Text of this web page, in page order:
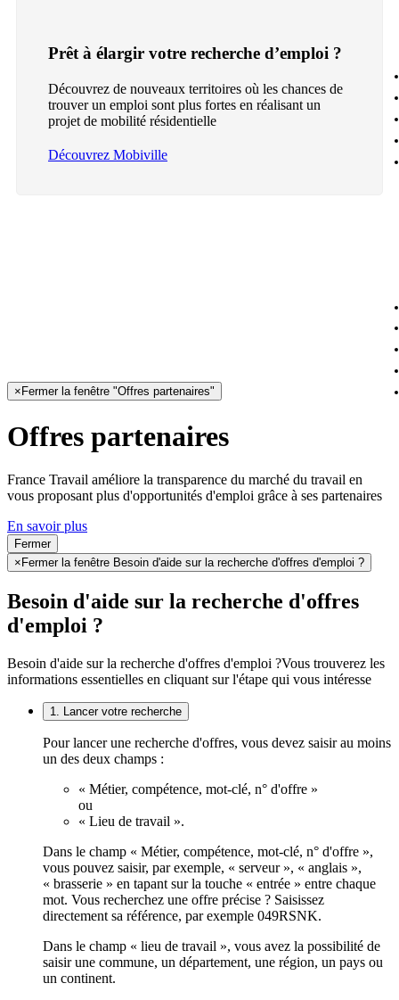
Prêt à élargir votre recherche d’emploi ?
Découvrez de nouveaux territoires où les chances de
trouver un emploi sont plus fortes en réalisant un
projet de mobilité résidentielle
Découvrez Mobiville
× Fermer la fenêtre "Offres partenaires"
Offres partenaires
France Travail améliore la transparence du marché du travail en
vous proposant plus d'opportunités d'emploi grâce à ses partenaires
En savoir plus
Fermer
× Fermer la fenêtre Besoin d'aide sur la recherche d'offres d'emploi ?
Besoin d'aide sur la recherche d'offres
d'emploi ?
Besoin d'aide sur la recherche d'offres d'emploi ?Vous trouverez les
informations essentielles en cliquant sur l'étape qui vous intéresse
1. Lancer votre recherche
Pour lancer une recherche d'offres, vous devez saisir au moins
un des deux champs :
« Métier, compétence, mot-clé, n° d'offre »
ou
« Lieu de travail ».
Dans le champ « Métier, compétence, mot-clé, n° d'offre »,
vous pouvez saisir, par exemple, « serveur », « anglais »,
« brasserie » en tapant sur la touche « entrée » entre chaque
mot. Vous recherchez une offre précise ? Saisissez
directement sa référence, par exemple 049RSNK.
Dans le champ « lieu de travail », vous avez la possibilité de
saisir une commune, un département, une région, un pays ou
un continent.